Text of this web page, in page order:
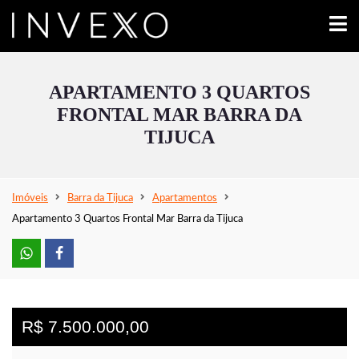
APARTAMENTO 3 QUARTOS
FRONTAL MAR BARRA DA
TIJUCA
Imóveis Barra da Tijuca
Apartamentos
Apartamento 3 Quartos Frontal Mar Barra da Tijuca
R$ 7.500.000,00